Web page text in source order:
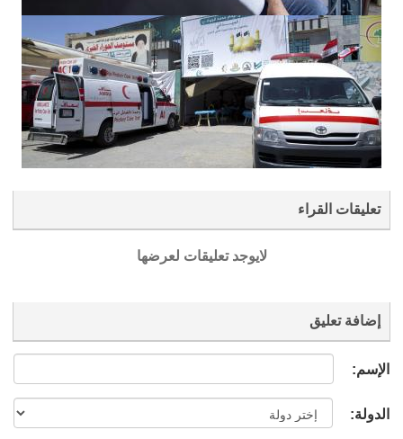
تعليقات القراء
لايوجد تعليقات لعرضها
إضافة تعليق
الإسم:
الدولة: